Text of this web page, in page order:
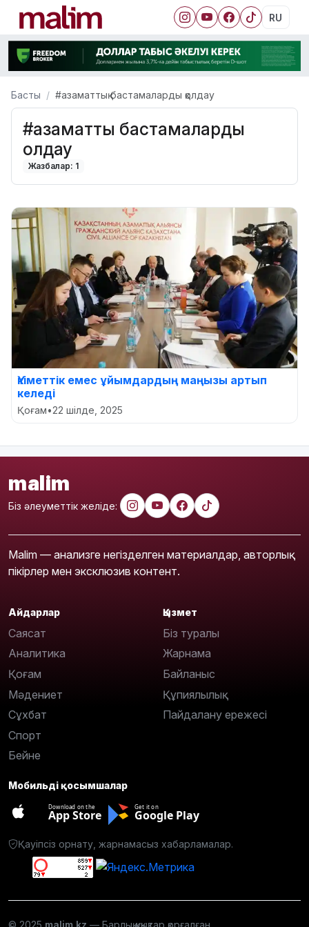
RU
Басты #азаматтық бастамаларды қолдау
#азаматтық бастамаларды
қолдау
Жазбалар: 1
Үкіметтік емес ұйымдардың маңызы артып
келеді
Қоғам•22 шілде, 2025
malim
Біз әлеуметтік желіде:
Malim — анализге негізделген материалдар, авторлық
пікірлер мен эксклюзив контент.
Айдарлар
Саясат
Аналитика
Қоғам
Мәдениет
Сұхбат
Спорт
Бейне
Қызмет
Біз туралы
Жарнама
Байланыс
Құпиялылық
Пайдалану ережесі
Мобильді қосымшалар
Download on the
App Store
Get it on
Google Play
Қауіпсіз орнату, жарнамасыз хабарламалар.
© 2025 malim.kz — Барлық құқықтар қорғалған.